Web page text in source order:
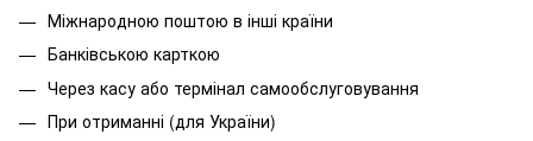
Міжнародною поштою в інші країни
Банківською карткою
Через касу або термінал самообслуговування
При отриманні (для України)